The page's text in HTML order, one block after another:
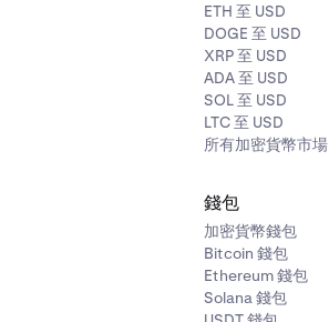
ETH 至 USD
DOGE 至 USD
XRP 至 USD
ADA 至 USD
SOL 至 USD
LTC 至 USD
所有加密貨幣市場
錢包
加密貨幣錢包
Bitcoin 錢包
Ethereum 錢包
Solana 錢包